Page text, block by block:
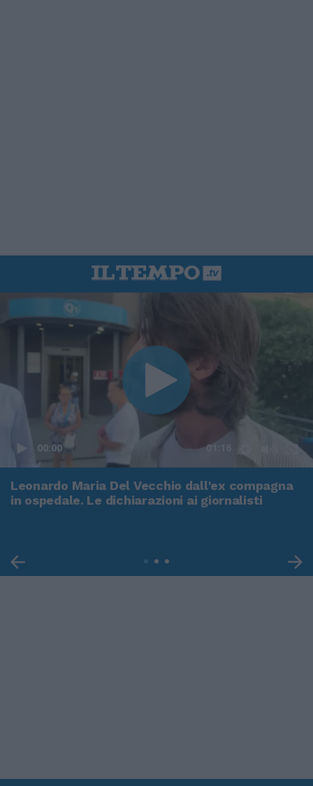
00:00 01:16
Leonardo Maria Del Vecchio dall'ex compagna
in ospedale. Le dichiarazioni ai giornalisti